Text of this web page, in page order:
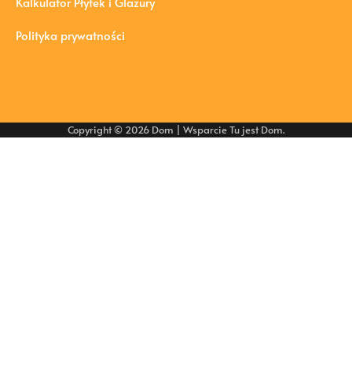
Polityka prywatności
Copyright © 2026 Dom | WsparcieTu jest Dom.